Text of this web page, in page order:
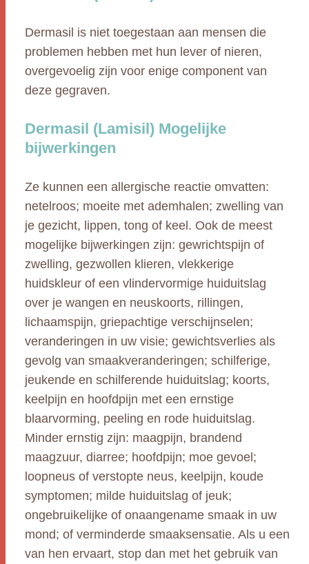
Dermasil is niet toegestaan aan mensen die
problemen hebben met hun lever of nieren,
overgevoelig zijn voor enige component van
deze gegraven.
Dermasil (Lamisil) Mogelijke
bijwerkingen
Ze kunnen een allergische reactie omvatten:
netelroos; moeite met ademhalen; zwelling van
je gezicht, lippen, tong of keel. Ook de meest
mogelijke bijwerkingen zijn: gewrichtspijn of
zwelling, gezwollen klieren, vlekkerige
huidskleur of een vlindervormige huiduitslag
over je wangen en neuskoorts, rillingen,
lichaamspijn, griepachtige verschijnselen;
veranderingen in uw visie; gewichtsverlies als
gevolg van smaakveranderingen; schilferige,
jeukende en schilferende huiduitslag; koorts,
keelpijn en hoofdpijn met een ernstige
blaarvorming, peeling en rode huiduitslag.
Minder ernstig zijn: maagpijn, brandend
maagzuur, diarree; hoofdpijn; moe gevoel;
loopneus of verstopte neus, keelpijn, koude
symptomen; milde huiduitslag of jeuk;
ongebruikelijke of onaangename smaak in uw
mond; of verminderde smaaksensatie. Als u een
van hen ervaart, stop dan met het gebruik van